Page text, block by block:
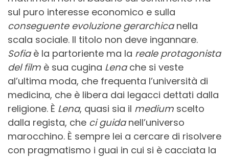
sul puro interesse economico e sulla
conseguente evoluzione gerarchica nella
scala sociale. Il titolo non deve ingannare.
Sofiaè la partoriente ma la reale protagonista
del film è sua cugina Lenache si veste
al’ultima moda, che frequenta l’università di
medicina, che è libera dai legacci dettati dalla
religione. È Lena, quasi sia il medium scelto
dalla regista, che ci guidanell’universo
marocchino. È sempre lei a cercare di risolvere
con pragmatismo i guai in cui si è cacciata la